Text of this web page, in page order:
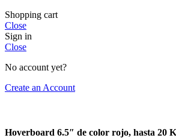
Shopping cart
Close
Sign in
Close
No account yet?
Create an Account
Hoverboard 6.5″ de color rojo, hasta 20